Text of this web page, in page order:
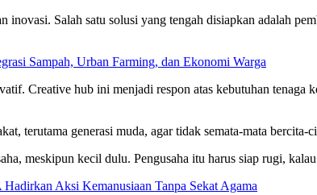
Salah satu solusi yang tengah disiapkan adalah
Sampah, Urban Farming, dan Ekonomi Warga
Creative hub ini menjadi respon atas kebutuhan
terutama generasi muda, agar tidak semata-mata
meskipun kecil dulu. Pengusaha itu harus siap rugi,
Aksi Kemanusiaan Tanpa Sekat Agama